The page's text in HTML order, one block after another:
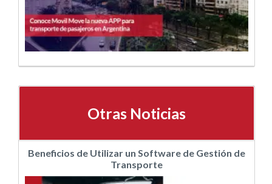
Otras Noticias
Beneficios de Utilizar un Software de Gestión de
Transporte